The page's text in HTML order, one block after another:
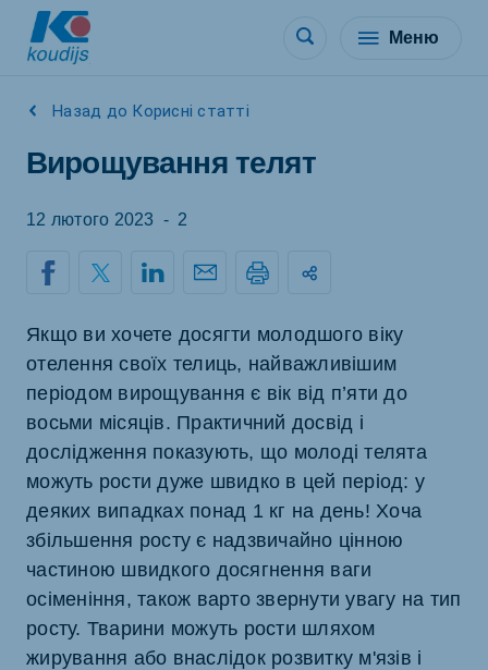
Меню
Назад до Корисні статті
Вирощування телят
12 лютого 2023 - 2
Якщо ви хочете досягти молодшого віку
отелення своїх телиць, найважливішим
періодом вирощування є вік від п’яти до
восьми місяців. Практичний досвід і
дослідження показують, що молоді телята
можуть рости дуже швидко в цей період: у
деяких випадках понад 1 кг на день! Хоча
збільшення росту є надзвичайно цінною
частиною швидкого досягнення ваги
осіменіння, також варто звернути увагу на тип
росту. Тварини можуть рости шляхом
жирування або внаслідок розвитку м'язів і